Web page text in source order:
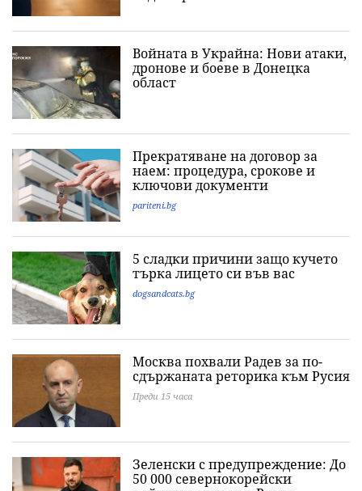
Войната в Украйна: Нови атаки,
дронове и боеве в Донецка
област
Прекратяване на договор за
наем: процедура, срокове и
ключови документи
pariteni.bg
5 сладки причини защо кучето
търка лицето си във вас
dogsandcats.bg
Москва похвали Радев за по-
сдържаната реторика към Русия
Преди 15 часа
Зеленски с предупреждение: До
50 000 севернокорейски